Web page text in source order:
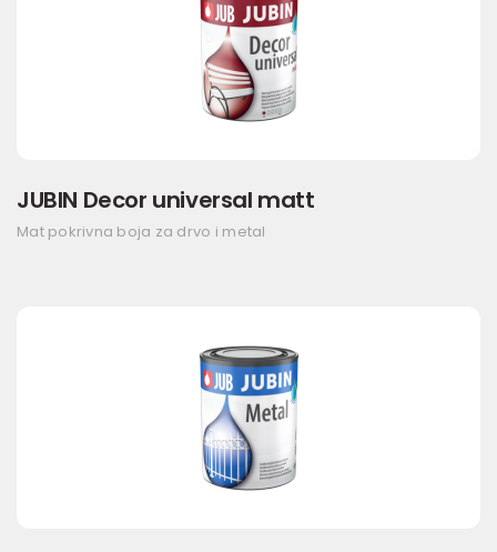
JUBIN Decor universal matt
Mat pokrivna boja za drvo i metal